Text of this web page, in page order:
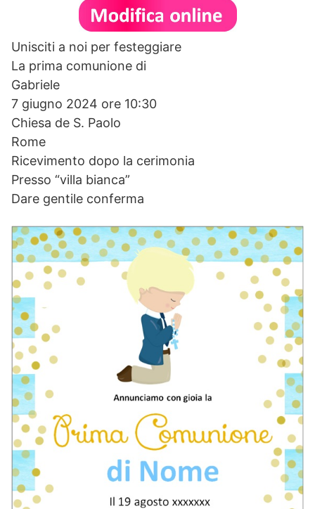
Unisciti a noi per festeggiare
La prima comunione di
Gabriele
7 giugno 2024 ore 10:30
Chiesa de S. Paolo
Rome
Ricevimento dopo la cerimonia
Presso “villa bianca”
Dare gentile conferma